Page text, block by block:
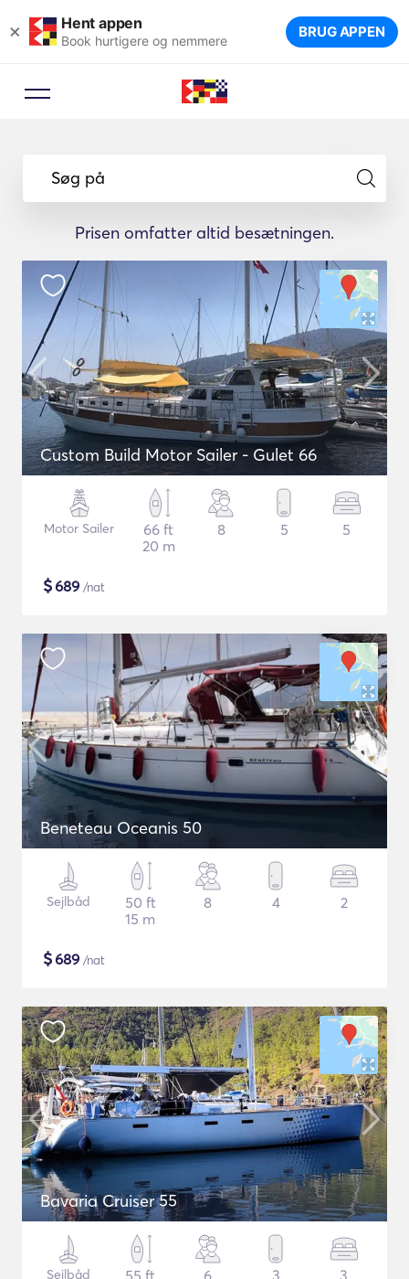
× Hent appen
Book hurtigere og nemmere BRUG APPEN
Søg på
Prisen omfatter altid besætningen.
Custom Build Motor Sailer - Gulet 66
Motor Sailer
66 ft
20 m
8 5 5
$689 /nat
Beneteau Oceanis 50
Sejlbåd
50 ft
15 m
8 4 2
$689 /nat
Bavaria Cruiser 55
Sejlbåd
55 ft
6 3 3